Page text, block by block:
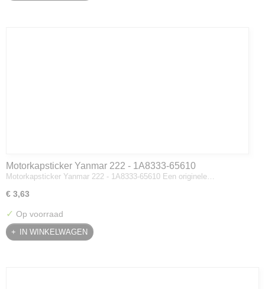
Motorkapsticker Yanmar 222 - 1A8333-65610
Motorkapsticker Yanmar 222 - 1A8333-65610 Een originele…
€ 3,63
✓ Op voorraad
IN WINKELWAGEN